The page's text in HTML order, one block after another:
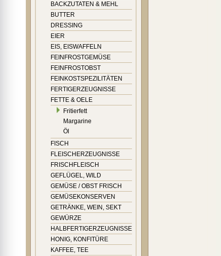
BACKZUTATEN & MEHL
BUTTER
DRESSING
EIER
EIS, EISWAFFELN
FEINFROSTGEMÜSE
FEINFROSTOBST
FEINKOSTSPEZILITÄTEN
FERTIGERZEUGNISSE
FETTE & OELE
Fritierfett
Margarine
Öl
FISCH
FLEISCHERZEUGNISSE
FRISCHFLEISCH
GEFLÜGEL, WILD
GEMÜSE / OBST FRISCH
GEMÜSEKONSERVEN
GETRÄNKE, WEIN, SEKT
GEWÜRZE
HALBFERTIGERZEUGNISSE
HONIG, KONFITÜRE
KAFFEE, TEE